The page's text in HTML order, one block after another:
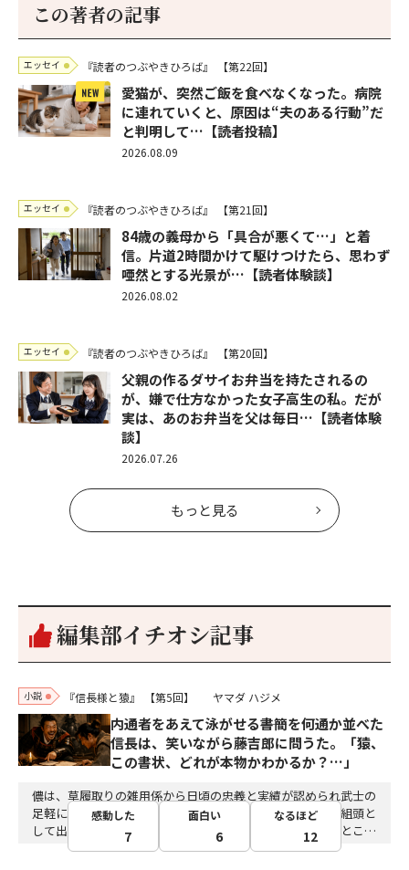
感動した
7
面白い
6
なるほど
12
この著者の記事
エッセイ 『読者のつぶやきひろば』 【第22回】
愛猫が、突然ご飯を食べなくなった。病院
に連れていくと、原因は“夫のある行動”だ
と判明して…【読者投稿】
2026.08.09
エッセイ 『読者のつぶやきひろば』 【第21回】
84歳の義母から「具合が悪くて…」と着
信。片道2時間かけて駆けつけたら、思わず
唖然とする光景が…【読者体験談】
2026.08.02
エッセイ 『読者のつぶやきひろば』 【第20回】
父親の作るダサイお弁当を持たされるの
が、嫌で仕方なかった女子高生の私。だが
実は、あのお弁当を父は毎日…【読者体験
談】
2026.07.26
もっと見る
編集部イチオシ記事
小説 『信長様と猿』 【第5回】 ヤマダ ハジメ
内通者をあえて泳がせる――書簡を何通か並べた
信長は、笑いながら藤吉郎に問うた。「猿、
この書状、どれが本物かわかるか？…」
儂は、草履取りの雑用係から日頃の忠義と実績が認められ武士の
足軽に取り立てられた後、桶狭間の合戦に於いては、足軽組頭と
して出陣していたな。その頃の信長様との会話を想い出すとこん
な秘話があったわ。「殿、桶狭間の戦ですが、拙者も組頭として